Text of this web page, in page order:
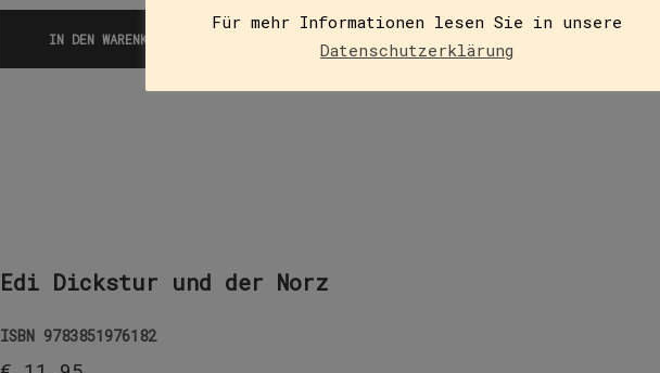
IN DEN WARENKORB
Edi Dickstur und der Norz
ISBN 9783851976182
Für mehr Informationen lesen Sie in unsere
Datenschutzerklärung